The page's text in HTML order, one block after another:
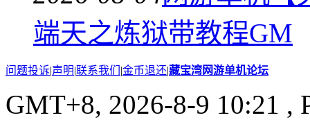
端天之炼狱带教程GM
问题投诉|声明|联系我们 |金币退还|藏宝湾网游单机论坛
GMT+8, 2026-8-9 10:21 ,